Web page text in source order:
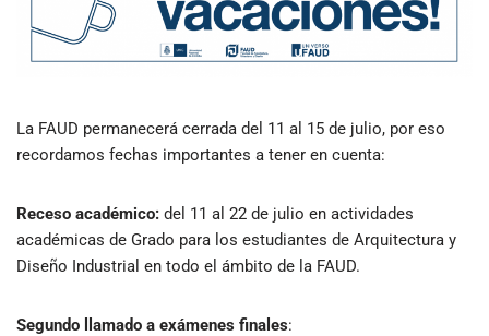
La FAUD permanecerá cerrada del 11 al 15 de julio, por eso
recordamos fechas importantes a tener en cuenta:
Receso académico: del 11 al 22 de julio en actividades
académicas de Grado para los estudiantes de Arquitectura y
Diseño Industrial en todo el ámbito de la FAUD.
Segundo llamado a exámenes finales: